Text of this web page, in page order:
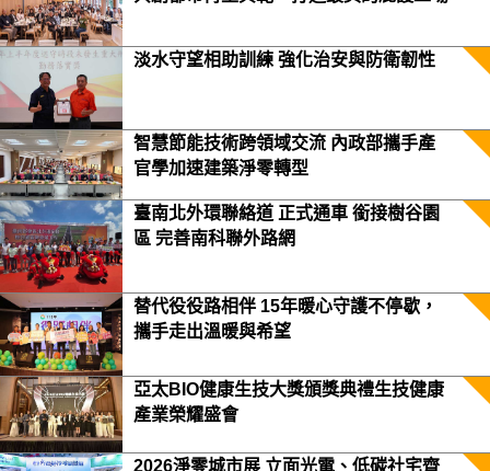
淡水守望相助訓練 強化治安與防衛韌性
智慧節能技術跨領域交流 內政部攜手產
官學加速建築淨零轉型
臺南北外環聯絡道 正式通車 銜接樹谷園
區 完善南科聯外路網
替代役役路相伴 15年暖心守護不停歇，
攜手走出溫暖與希望
亞太BIO健康生技大獎頒獎典禮生技健康
產業榮耀盛會
2026淨零城市展 立面光電、低碳社宅齊